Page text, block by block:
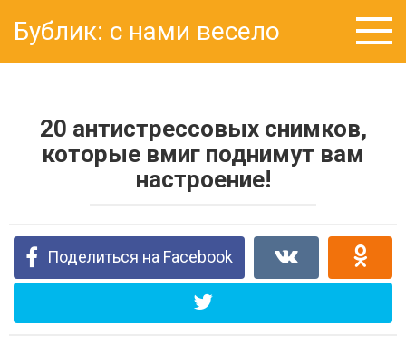
контенту
Бублик: с нами весело
20 антистрессовых снимков,
которые вмиг поднимут вам
настроение!
Поделиться на Facebook